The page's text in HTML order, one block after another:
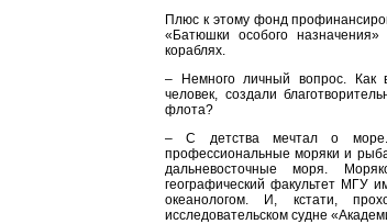
Плюс к этому фонд
«Батюшки особого
кораблях.
– Немного личный вопрос. Как
человек, создали
флота?
– С детства мечтал о
профессиональные моряки и
дальневосточные моря.
географический факультет МГУ
океанологом. И, кстати,
исследовательском судне